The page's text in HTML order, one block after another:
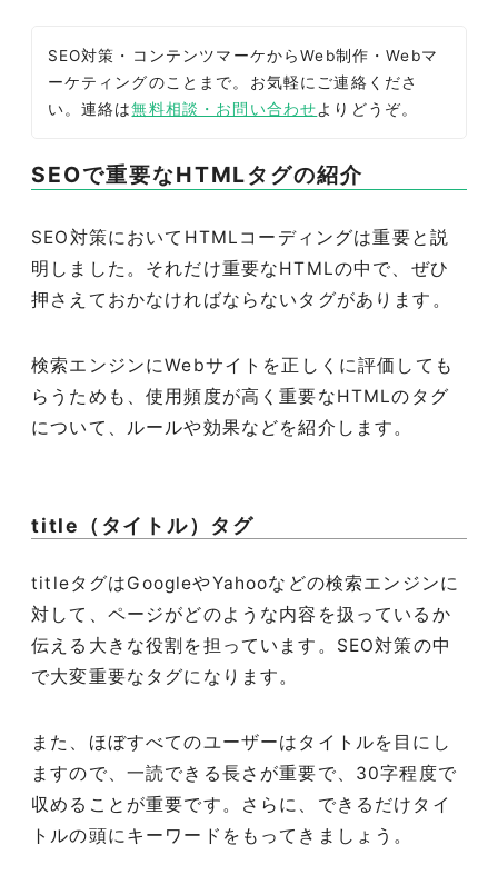
SEO対策・コンテンツマーケからWeb制作・Webマ
ーケティングのことまで。お気軽にご連絡くださ
い。連絡は無料相談・お問い合わせよりどうぞ。
SEOで重要なHTMLタグの紹介
SEO対策においてHTMLコーディングは重要と説
明しました。それだけ重要なHTMLの中で、ぜひ
押さえておかなければならないタグがあります。
検索エンジンにWebサイトを正しくに評価しても
らうためも、使用頻度が高く重要なHTMLのタグ
について、ルールや効果などを紹介します。
title（タイトル）タグ
titleタグはGoogleやYahooなどの検索エンジンに
対して、ページがどのような内容を扱っているか
伝える大きな役割を担っています。SEO対策の中
で大変重要なタグになります。
また、ほぼすべてのユーザーはタイトルを目にし
ますので、一読できる長さが重要で、30字程度で
収めることが重要です。さらに、できるだけタイ
トルの頭にキーワードをもってきましょう。